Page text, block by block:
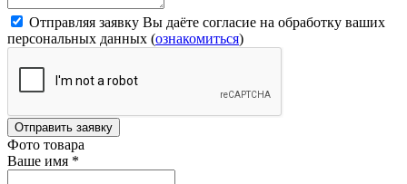
Отправляя заявку Вы даёте согласие на обработку ваших
персональных данных (ознакомиться)
Отправить заявку
Фото товара
Ваше имя *